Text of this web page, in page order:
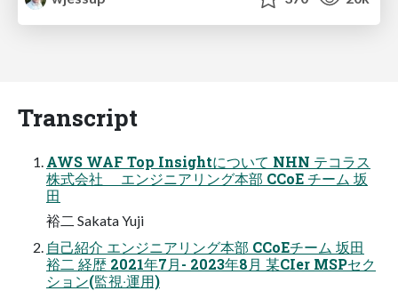
Transcript
AWS WAF Top Insightについて NHN テコラス
株式会社 エンジニアリング本部 CCoE チーム 坂
⽥
裕⼆ Sakata Yuji
⾃⼰紹介 エンジニアリング本部 CCoEチーム 坂⽥
裕⼆ 経歴 2021年7⽉- 2023年8⽉ 某CIer MSPセク
ション(監視‧運⽤)